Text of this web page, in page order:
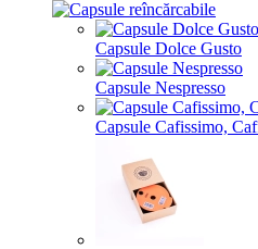
Capsule Dolce Gusto
Capsule Nespresso
Capsule Cafissimo,